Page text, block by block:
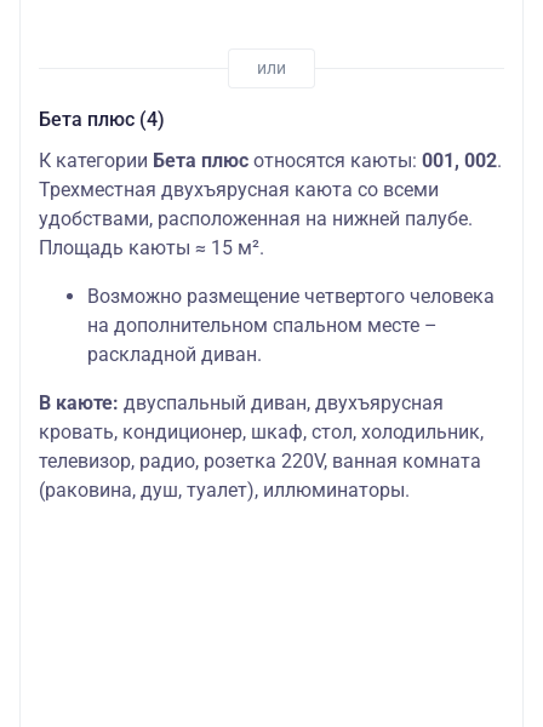
Бета плюс (4)
К категории Бета плюс относятся каюты: 001, 002.
Трехместная двухъярусная каюта со всеми
удобствами, расположенная на нижней палубе.
Площадь каюты ≈ 15 м².
Возможно размещение четвертого человека
на дополнительном спальном месте –
раскладной диван.
В каюте: двуспальный диван, двухъярусная
кровать, кондиционер, шкаф, стол, холодильник,
телевизор, радио, розетка 220V, ванная комната
(раковина, душ, туалет), иллюминаторы.